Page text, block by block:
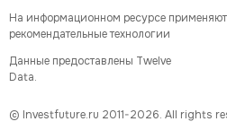
На информационном ресурсе
рекомендательные технологии
Данные предоставлены Twelve
Data.
© Investfuture.ru 2011-2026. All rights